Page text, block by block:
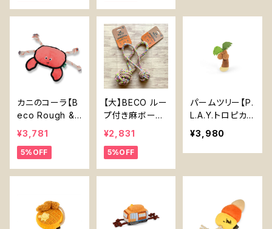
【P.L.A.Y. Bloo
Series】
カニのコーラ【B
eco Rough &
Tough Recycl
ed Plastic Cra
b】
¥3,781
5%OFF
【大】BECO ルー
プ付き麻ボール
【Large】Beco
Hemp Ball wit
h Handle
¥2,831
5%OFF
パームツリー【P.
L.A.Y.トロピカ
ルパラダイスシリ
ーズ】Palm Tre
e【P.L.A.Y. Tro
Series】
¥3,980